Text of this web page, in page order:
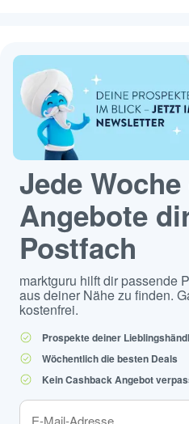
Jede
Angebote
Postfach
marktguru hilft dir passende
aus deiner Nähe zu finden.
kostenfrei.
Prospekte deiner
Wöchentlich die besten Deals
Kein Cashback Angebot